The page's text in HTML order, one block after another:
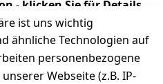
- klicken Sie für Details
ist uns wichtig
ähnliche Technologien auf
personenbezogene
Webseite (z.B. IP-